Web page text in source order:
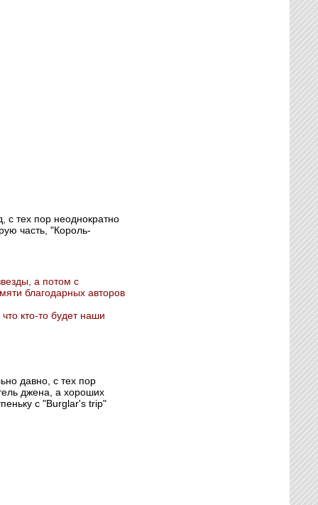
с тех пор неоднократно
часть, "Король-
а потом с
благодарных авторов
кто-то будет наши
давно, с тех пор
джена, а хороших
с "Burglar's trip"